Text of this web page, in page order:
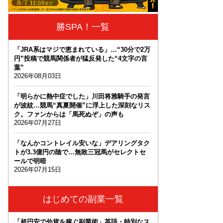
勝SPA！一覧
「JRA系はマジで恵まれている」…“30分で2万
円”投稿で競馬関係者が猛反発した“4文字の言
葉”
2026年08月03日
「明らかに熱中症でした」川田将雅騎手の発言
が波紋…競馬“真夏開催”に浮上した深刻なリス
ク。ファンからは「馬死ぬぞ」の声も
2026年07月27日
「なんかコントレイル安いな」デアリングタク
トが3.3億円の陰で…無敗三冠馬がセレクトセ
ールで明暗
2026年07月15日
はじめての副業一覧